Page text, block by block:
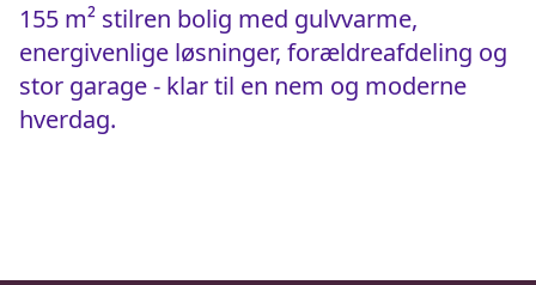
155 m² stilren bolig med gulvvarme,
energivenlige løsninger, forældreafdeling og
stor garage - klar til en nem og moderne
hverdag.